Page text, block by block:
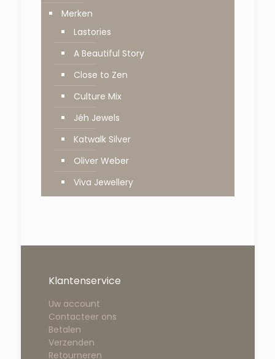
Merken
Lastories
A Beautiful Story
Close to Zen
Culture Mix
Jéh Jewels
Katwalk Silver
Oliver Weber
Viva Jewellery
Klantenservice
Uw account
Contacteer ons
Betalen
Verzenden
Retourneren